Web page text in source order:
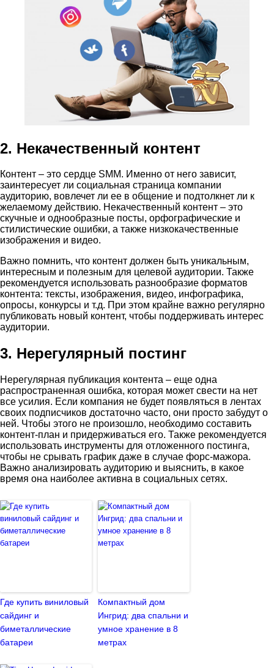
2. Некачественный контент
Контент – это сердце SMM. Именно от него зависит,
заинтересует ли социальная страница компании
аудиторию, вовлечет ли ее в общение и подтолкнет ли к
желаемому действию. Некачественный контент – это
скучные и однообразные посты, орфографические и
стилистические ошибки, а также низкокачественные
изображения и видео.
Важно помнить, что контент должен быть уникальным,
интересным и полезным для целевой аудитории. Также
рекомендуется использовать разнообразие форматов
контента: тексты, изображения, видео, инфографика,
опросы, конкурсы и т.д. При этом крайне важно регулярно
публиковать новый контент, чтобы поддерживать интерес
аудитории.
3. Нерегулярный постинг
Нерегулярная публикация контента – еще одна
распространенная ошибка, которая может свести на нет
все усилия. Если компания не будет появляться в лентах
своих подписчиков достаточно часто, они просто забудут о
ней. Чтобы этого не произошло, необходимо составить
контент-план и придерживаться его. Также рекомендуется
использовать инструменты для отложенного постинга,
чтобы не срывать график даже в случае форс-мажора.
Важно анализировать аудиторию и выяснить, в какое
время она наиболее активна в социальных сетях.
Где купить виниловый
сайдинг и
биметаллические
батареи
Компактный дом
Ингрид: два спальни и
умное хранение в 8
метрах